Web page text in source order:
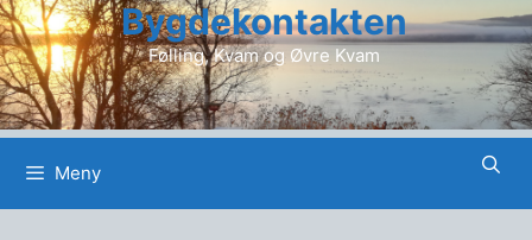
Hopp
til
innhold
Bygdekontakten
Følling, Kvam og Øvre Kvam
Meny